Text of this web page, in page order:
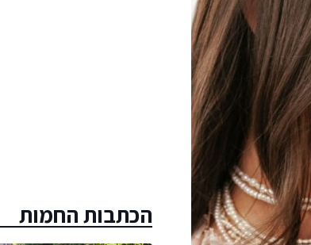
הכתבות החמות